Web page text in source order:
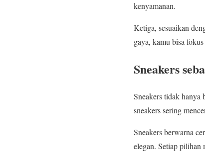
kenyamanan.
Ketiga, sesuaikan
gaya, kamu bisa
Sneakers
Sneakers tidak hanya
sneakers sering
Sneakers berwarna
elegan. Setiap pilihan